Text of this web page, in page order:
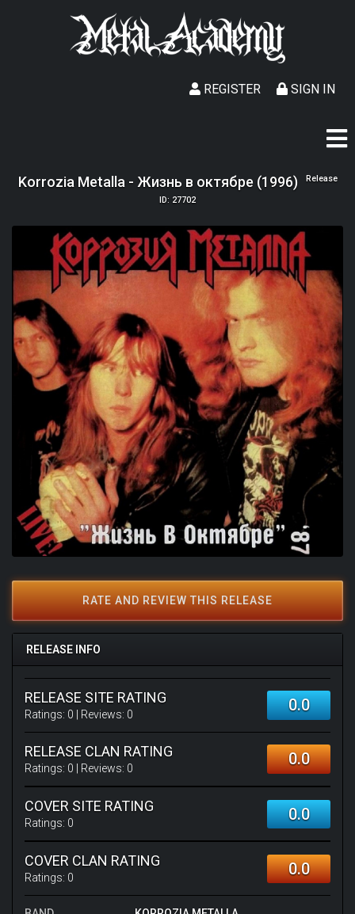
SIGN IN
REGISTER
Korrozia Metalla - Жизнь в октябре (1996) Release
ID: 27702
RATE AND REVIEW THIS RELEASE
RELEASE INFO
RELEASE SITE RATING
Ratings: 0 | Reviews: 0 0.0
RELEASE CLAN RATING
Ratings: 0 | Reviews: 0 0.0
COVER SITE RATING
Ratings: 0 0.0
COVER CLAN RATING
Ratings: 0 0.0